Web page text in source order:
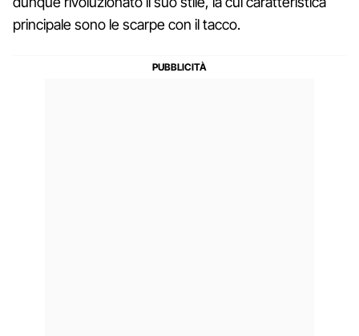
principale sono le scarpe con il tacco.